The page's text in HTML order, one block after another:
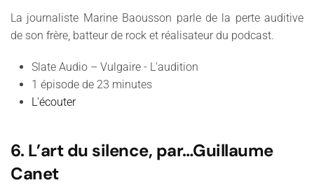
La journaliste Marine Baousson parle de la perte auditive
de son frère, batteur de rock et réalisateur du podcast.
Slate Audio – Vulgaire - L'audition
1 épisode de 23 minutes
L'écouter
6. L’art du silence, par…Guillaume
Canet